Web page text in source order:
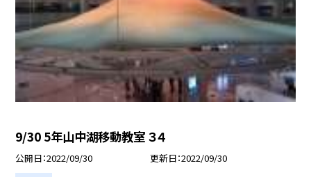
9/30 5年山中湖移動教室 ３４
公開日 2022/09/30 更新日 2022/09/30